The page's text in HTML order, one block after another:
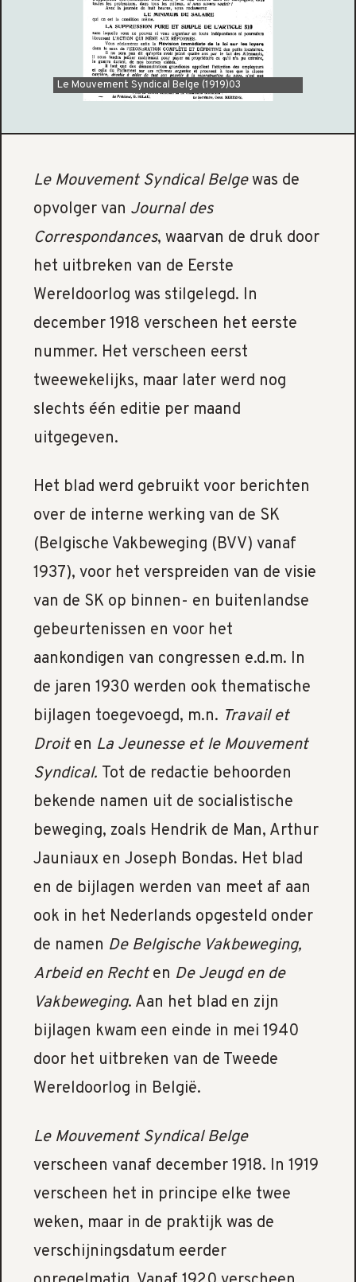
Le Mouvement Syndical Belge (1919)03
Le Mouvement Syndical Belgewas de
opvolger van Journal des
Correspondances, waarvan de druk door
het uitbreken van de Eerste
Wereldoorlog was stilgelegd. In
december 1918 verscheen het eerste
nummer. Het verscheen eerst
tweewekelijks, maar later werd nog
slechts één editie per maand
uitgegeven.
Het blad werd gebruikt voor berichten
over de interne werking van de SK
(Belgische Vakbeweging (BVV) vanaf
1937), voor het verspreiden van de visie
van de SK op binnen- en buitenlandse
gebeurtenissen en voor het
aankondigen van congressen e.d.m. In
de jaren 1930 werden ook thematische
bijlagen toegevoegd, m.n. Travail et
Droiten La Jeunesse et le Mouvement
Syndical. Tot de redactie behoorden
bekende namen uit de socialistische
beweging, zoals Hendrik de Man, Arthur
Jauniaux en Joseph Bondas. Het blad
en de bijlagen werden van meet af aan
ook in het Nederlands opgesteld onder
de namen De Belgische Vakbeweging,
Arbeid en Rechten De Jeugd en de
Vakbeweging. Aan het blad en zijn
bijlagen kwam een einde in mei 1940
door het uitbreken van de Tweede
Wereldoorlog in België.
Le Mouvement Syndical Belge
verscheen vanaf december 1918. In 1919
verscheen het in principe elke twee
weken, maar in de praktijk was de
verschijningsdatum eerder